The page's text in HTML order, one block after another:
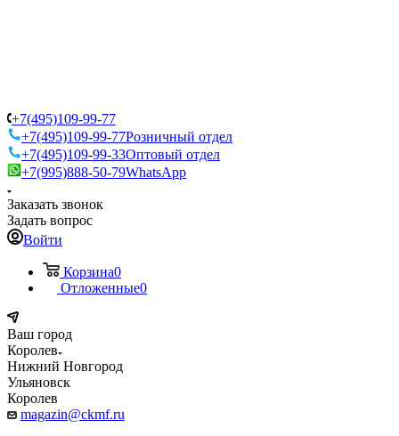
+7(495)109-99-77
+7(495)109-99-77Розничный отдел
+7(495)109-99-33Оптовый отдел
+7(995)888-50-79WhatsApp
Заказать звонок
Задать вопрос
Войти
Корзина0
Отложенные0
Ваш город
Королев
Нижний Новгород
Ульяновск
Королев
magazin@ckmf.ru